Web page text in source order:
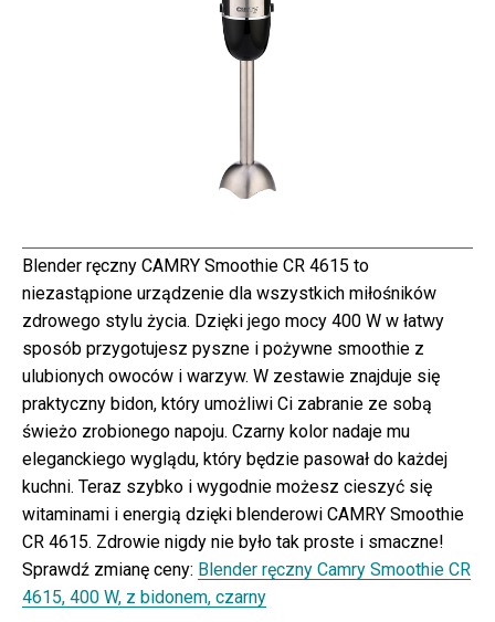
Blender ręczny CAMRY Smoothie CR 4615 to
niezastąpione urządzenie dla wszystkich miłośników
zdrowego stylu życia. Dzięki jego mocy 400 W w łatwy
sposób przygotujesz pyszne i pożywne smoothie z
ulubionych owoców i warzyw. W zestawie znajduje się
praktyczny bidon, który umożliwi Ci zabranie ze sobą
świeżo zrobionego napoju. Czarny kolor nadaje mu
eleganckiego wyglądu, który będzie pasował do każdej
kuchni. Teraz szybko i wygodnie możesz cieszyć się
witaminami i energią dzięki blenderowi CAMRY Smoothie
CR 4615. Zdrowie nigdy nie było tak proste i smaczne!
Sprawdź zmianę ceny: Blender ręczny Camry Smoothie CR
4615, 400 W, z bidonem, czarny